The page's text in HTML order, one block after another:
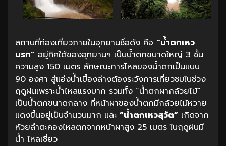
สถานที่ท่องเที่ยวภายในอุทยานชื่อดัง คือ “น้ำตกเหว
นรก” อยู่ทิศใต้ของอุทยานฯ เป็นน้ำตกขนาดใหญ่ 3 ชั้น
ความสูง 150 เมตร ลักษณะการไหลของน้ำตกเป็นแบบ
90 องศา สู่แอ่งน้ำเบื้องล่างต้องระวังการเที่ยวชมในช่วง
ฤดูฝนเพราะน้ำไหลแรงมาก รวมทั้ง “น้ำตกผากล้วยไม้”
เป็นน้ำตกขนาดกลาง ที่หน้าผาของน้ำตกมีกล้วยไม้หวาย
แดงขึ้นอยู่เป็นจำนวนมาก และ “น้ำตกเหวสุวัต” เกิดจาก
ห้วยลำตะคองไหลตกจากหน้าผาสูง 25 เมตร ในฤดูฝนมี
น้ำ ไหลเชี่ยว